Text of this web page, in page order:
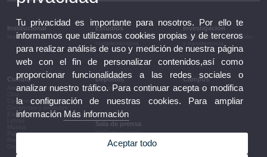
Institucional
Institucional
Estudios
Estudios y formación
Investigación
Investigación, innovación
Cultura
Artes escénicas
Conferencias y debates
Congresos y jornadas
Exposiciones
Patrimonio
Deportes
Deportes
Campus
Campus
Sala de prensa
UVComunicación
Notas de prensa
Agenda de gobierno
Tu privacidad es importante para nosotros. Por ello te
informamos que utilizamos cookies propias y de terceros
para realizar análisis de uso y medición de nuestra página
web con el fin de personalizar contenidos,así como
proporcionar funcionalidades a las redes sociales o
analizar nuestro tráfico. Para continuar acepta o modifica
la configuración de nuestras cookies. Para ampliar
información Más información
Aceptar todo